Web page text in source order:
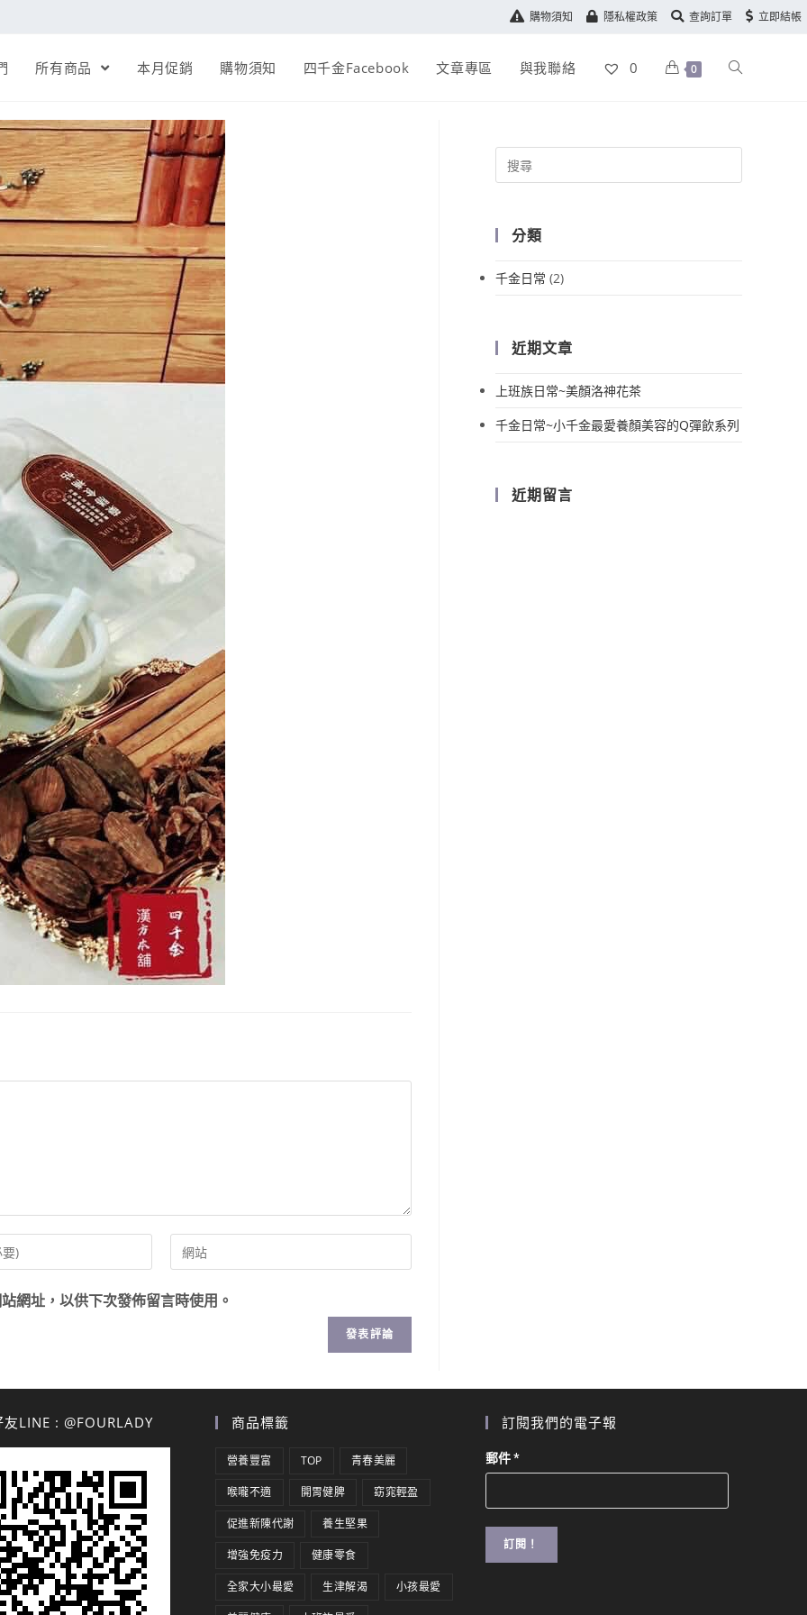
購物須知 隱私權政策 查詢訂單 立即結帳
所有商品 本月促銷 購物須知 四千金Facebook 文章專區 與我聯絡 0 0
網址，以供下次發佈留言時使用。
分類
千金日常 (2)
近期文章
上班族日常~美顏洛神花茶
千金日常~小千金最愛養顏美容的Q彈飲系列
近期留言
友LINE : @FOURLADY 商品標籤
營養豐富 TOP 青春美麗
喉嚨不適 開胃健脾 窈窕輕盈
促進新陳代謝 養生堅果
增強免疫力 健康零食
全家大小最愛 生津解渴 小孩最愛
訂閱我們的電子報
郵件*